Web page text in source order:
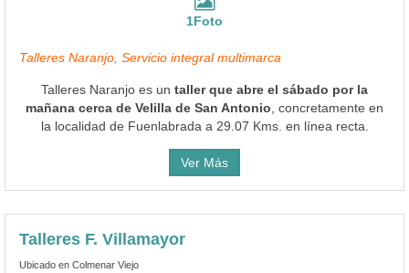
1Foto
Talleres Naranjo, Servicio integral multimarca
Talleres Naranjo es un taller que abre el sábado por la
mañana cerca de Velilla de San Antonio , concretamente en
la localidad de Fuenlabrada a 29.07 Kms. en línea recta.
Ver Más
Talleres F. Villamayor
Ubicado en Colmenar Viejo